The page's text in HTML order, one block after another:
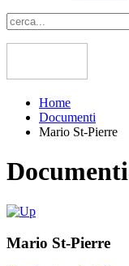
Home
Documenti
Mario St-Pierre
Documenti
Mario St-Pierre